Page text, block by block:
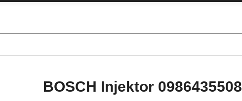
BOSCH Injektor 0986435508